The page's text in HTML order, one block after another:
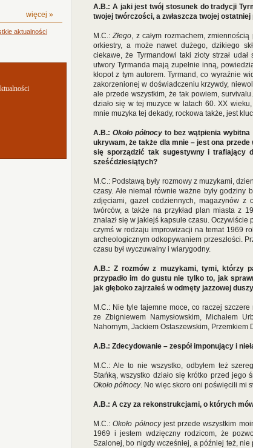
więcej »
aktualności
A.B.: A jaki jest twój stosunek do tradycji
twojej twórczości, a zwłaszcza twojej
M.C.:Złego, z całym rozmachem,
orkiestry, a może nawet dużego, dzikiego
ciekawe, że Tyrmandowi taki złoty strzał
utwory Tyrmanda mają zupełnie inną,
kłopot z tym autorem. Tyrmand, co wyraźnie
zakorzenionej w doświadczeniu krzywdy,
ale przede wszystkim, że tak powiem,
działo się w tej muzyce w latach 60. XX
mnie muzyka tej dekady, rockowa także, jest
A.B.:Około północy to bez wątpienia
ukrywam, że także dla mnie – jest ona
się sporządzić tak sugestywny i trafiający
sześćdziesiątych?
M.C.: Podstawą były rozmowy z muzykami,
czasy. Ale niemal równie ważne były godziny
zdjęciami, gazet codziennych, magazynów z
twórców, a także na przykład plan miasta z
znalazł się w jakiejś kapsule czasu. Oczywiście
czymś w rodzaju improwizacji na temat 1969
archeologicznym odkopywaniem przeszłości.
czasu był wyczuwalny i wiarygodny.
A.B.: Z rozmów z muzykami, tymi, którzy
przypadło im do gustu nie tylko to, jak
jak głęboko zajrzałeś w odmęty jazzowej
M.C.: Nie tyle tajemne moce, co raczej
ze Zbigniewem Namysłowskim, Michałem
Nahornym, Jackiem Ostaszewskim, Przemkiem
A.B.: Zdecydowanie – zespół imponujący i
M.C.: Ale to nie wszystko, odbyłem też
Stańką, wszystko działo się krótko przed
Około północy. No więc skoro oni poświęcili mi
A.B.: A czy za rekonstrukcjami, o których
M.C.:Około północyjest przede wszystkim
1969 i jestem wdzięczny rodzicom, że
Szalonej, bo nigdy wcześniej, a później też, nie